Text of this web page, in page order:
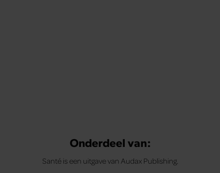
Onderdeel van:
Santé is een uitgave van Audax Publishing.